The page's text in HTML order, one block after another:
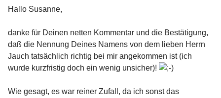
Hallo Susanne,
danke für Deinen netten Kommentar und die Bestätigung,
daß die Nennung Deines Namens von dem lieben Herrn
Jauch tatsächlich richtig bei mir angekommen ist (ich
wurde kurzfristig doch ein wenig unsicher)!
Wie gesagt, es war reiner Zufall, da ich sonst das